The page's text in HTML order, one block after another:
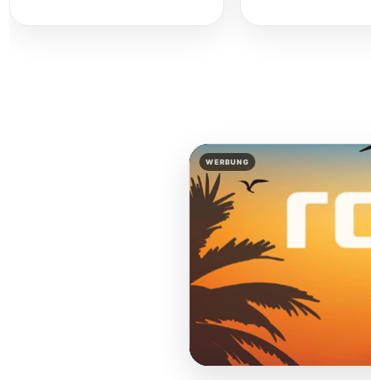
WERBUNG